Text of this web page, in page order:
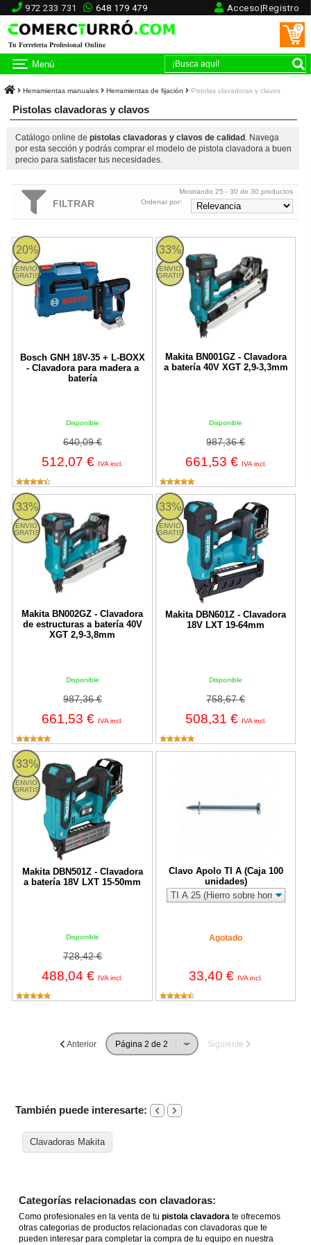
972 233 731 648 179 479 Acceso|Registro
Tu Ferretería Profesional Online
0
Menú
Herramientas manuales Herramientas de fijación Pistolas clavadoras y clavos
Pistolas clavadoras y clavos
Catálogo online de pistolas clavadoras y clavos de calidad . Navega
por esta sección y podrás comprar el modelo de pistola clavadora a buen
precio para satisfacer tus necesidades.
FILTRAR
Mostrando 25 - 30 de 30 productos
Ordenar por:
20%
ENVIO
GRATIS
Bosch GNH 18V-35 + L-BOXX
- Clavadora para madera a
batería
Disponible
640,09 €
512,07 € IVA incl.
Bosch GNH 18V-35 + L-BOXX - Clavadora para madera a batería
33%
ENVIO
GRATIS
Makita BN001GZ - Clavadora
a batería 40V XGT 2,9-3,3mm
Disponible
987,36 €
661,53 € IVA incl.
BN001GZ Makita
33%
ENVIO
GRATIS
Makita BN002GZ - Clavadora
de estructuras a batería 40V
XGT 2,9-3,8mm
Disponible
987,36 €
661,53 € IVA incl.
BN002GZ Makita 33%
ENVIO
GRATIS
Makita DBN601Z - Clavadora
18V LXT 19-64mm
Disponible
758,67 €
508,31 € IVA incl.
Makita DBN601Z - Clavadora
33%
ENVIO
GRATIS
Makita DBN501Z - Clavadora
a batería 18V LXT 15-50mm
Disponible
728,42 €
488,04 € IVA incl.
Makita DBN501Z - Clavadora a batería 18V LXT 15-50mm
Clavo Apolo TI A (Caja 100
unidades)
Agotado
33,40 € IVA incl.
Anterior Siguiente
También puede interesarte:
Clavadoras Makita
Categorías relacionadas con clavadoras:
Como profesionales en la venta de tupistola clavadorate ofrecemos
otras categorias de productos relacionadas con clavadoras que te
pueden interesar para completar la compra de tu equipo en nuestra